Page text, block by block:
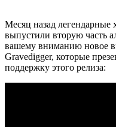
Месяц назад легендарные
выпустили вторую часть
вашему вниманию новое
Gravedigger, которые
поддержку этого релиза: